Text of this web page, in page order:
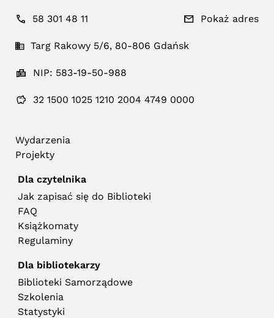
58 301 48 11 Pokaż adres
Targ Rakowy 5/6, 80-806 Gdańsk
NIP: 583-19-50-988
32 1500 1025 1210 2004 4749 0000
Wydarzenia
Projekty
Dla czytelnika
Jak zapisać się do Biblioteki
FAQ
Książkomaty
Regulaminy
Dla bibliotekarzy
Biblioteki Samorządowe
Szkolenia
Statystyki